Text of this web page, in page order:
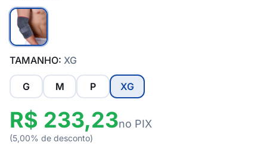
TAMANHO: XG
G M P XG
R$ 233,23no PIX
(5,00% de desconto)